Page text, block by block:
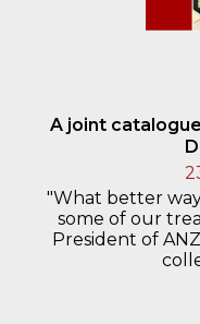
A joint
"What better
some of our
President of